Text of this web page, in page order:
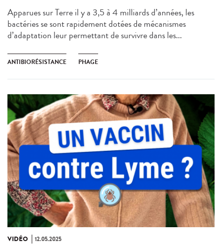
Apparues sur Terre il y a 3,5 à 4 milliards d’années, les
bactéries se sont rapidement dotées de mécanismes
d’adaptation leur permettant de survivre dans les...
ANTIBIORÉSISTANCE PHAGE
VIDÉO 12.05.2025